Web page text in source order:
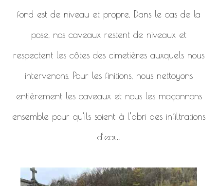
fond est de niveau et propre. Dans le cas de la
pose, nos caveaux restent de niveaux et
respectent les côtes des cimetières auxquels nous
intervenons. Pour les finitions, nous nettoyons
entièrement les caveaux et nous les maçonnons
ensemble pour qu'ils soient à l’abri des infiltrations
d’eau.